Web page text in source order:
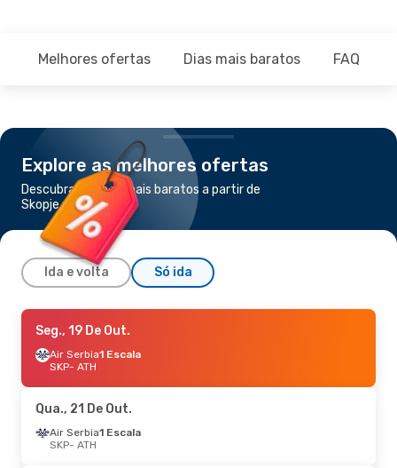
Melhores ofertas Dias mais baratos FAQ
Explore as melhores ofertas
Descubra os voos mais baratos a partir de
Skopje para Atenas
Ida e volta Só ida
Sáb., 12 De Set.
Aegean AirlinesDireto
SKP- ATH
ATH- SKP
Seg., 19 De Out.
Air Serbia1 Escala
SKP- ATH
Qua., 21 De Out.
Air Serbia1 Escala
SKP- ATH